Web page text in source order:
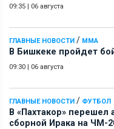
09:35 | 06 августа
ГЛАВНЫЕ НОВОСТИ / ММА
В Бишкеке пройдет
09:30 | 06 августа
ГЛАВНЫЕ НОВОСТИ / ФУТБОЛ
В «Пахтакор» перешел
сборной Ирака на ЧМ-